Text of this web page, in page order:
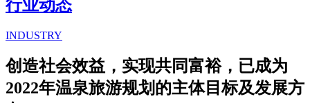
行业动态
INDUSTRY
创造社会效益，实现共同富裕，已成为
2022年温泉旅游规划的主体目标及发展方